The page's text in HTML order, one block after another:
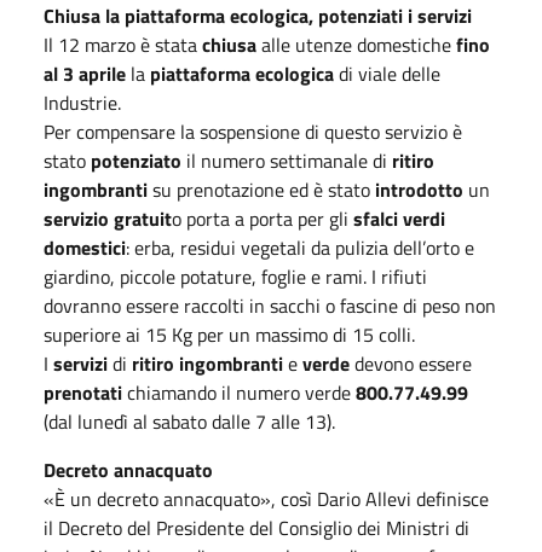
Chiusa la piattaforma ecologica, potenziati i servizi
Il 12 marzo è statachiusaalle utenze domestichefino
al 3 aprile la piattaforma ecologicadi viale delle
Industrie.
Per compensare la sospensione di questo servizio è
stato potenziato il numero settimanale di ritiro
ingombrantisu prenotazione ed è stato introdotto un
servizio gratuito porta a porta per gli sfalci verdi
domestici: erba, residui vegetali da pulizia dell’orto e
giardino, piccole potature, foglie e rami. I rifiuti
dovranno essere raccolti in sacchi o fascine di peso non
superiore ai 15 Kg per un massimo di 15 colli.
I servizidi ritiro ingombrantieverdedevono essere
prenotatichiamando il numero verde800.77.49.99
(dal lunedì al sabato dalle 7 alle 13).
Decreto annacquato
«È un decreto annacquato», così Dario Allevi definisce
il Decreto del Presidente del Consiglio dei Ministri di